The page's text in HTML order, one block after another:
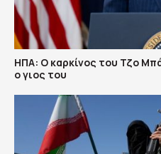
ΗΠΑ: Ο καρκίνος του Τζο
ο γιος του